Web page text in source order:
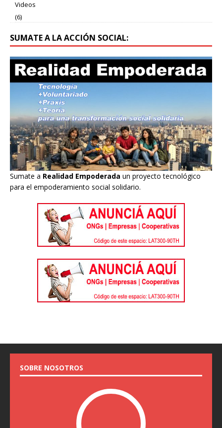
Videos
(6)
SUMATE A LA ACCIÓN SOCIAL:
Sumate a Realidad Empoderada un proyecto tecnológico
para el empoderamiento social solidario.
SOBRE NOSOTROS